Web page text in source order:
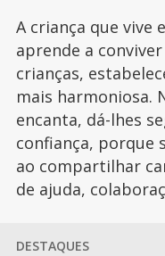
A criança que vive
aprende a
crianças,
mais harmoniosa.
encanta, dá-lhes
confiança, porque
ao compartilhar
de ajuda,
DESTAQUES